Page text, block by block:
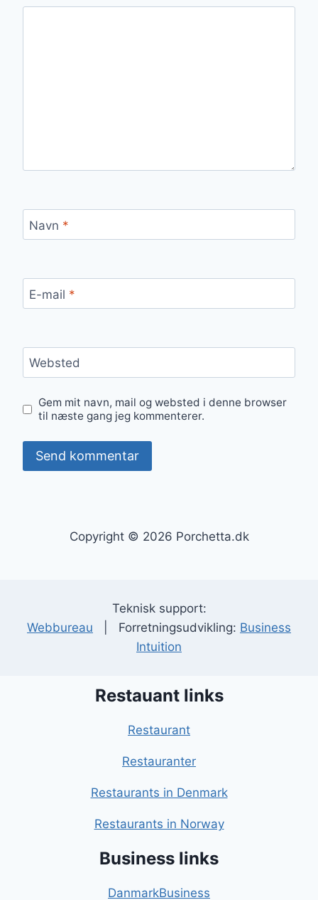
Navn *
E-mail *
Websted
Gem mit navn, mail og websted i denne browser
til næste gang jeg kommenterer.
Copyright © 2026 Porchetta.dk
Teknisk support:
Webbureau | Forretningsudvikling: Business
Intuition
Restauant links
Restaurant
Restauranter
Restaurants in Denmark
Restaurants in Norway
Business links
DanmarkBusiness